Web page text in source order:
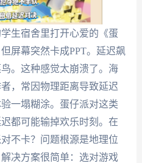
生宿舍里打开心爱的《蛋
屏幕突然卡成PPT。延迟飙
。这种感觉太崩溃了。海
，常因物理距离导致延迟
一塌糊涂。蛋仔派对这类
都可能输掉欢乐时刻。在
不卡？问题根源是地理位
决方案很简单：选对游戏